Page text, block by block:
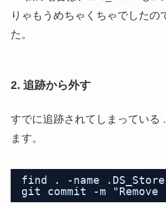
りゃもうめちゃくちゃでしたの
た。
2. 追跡から外す
すでに追跡されてしまっている
ます。
find . -name
git commit -m